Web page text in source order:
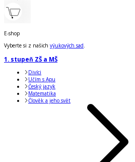
E-shop
Vyberte si z našich výukových sad.
1. stupeň ZŠ a MŠ
Divíci
Učím s Apu
Český jazyk
Matematika
Člověk a jeho svět